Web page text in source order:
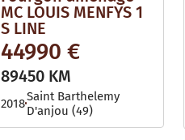
MC LOUIS MENFYS 1
S LINE
44990 €
89450 KM
2018Saint Barthelemy
D'anjou (49)